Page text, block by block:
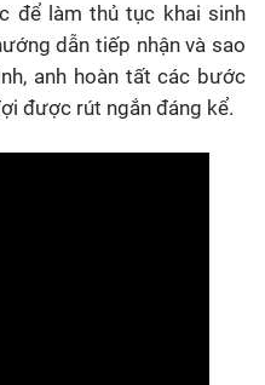
để làm thủ tục khai sinh
dẫn tiếp nhận và sao
anh hoàn tất các bước
được rút ngắn đáng kể.